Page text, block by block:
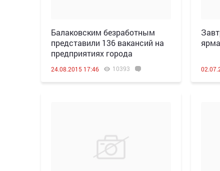
Балаковским безработным
представили 136 вакансий на
предприятиях города
24.08.2015 17:46 10393